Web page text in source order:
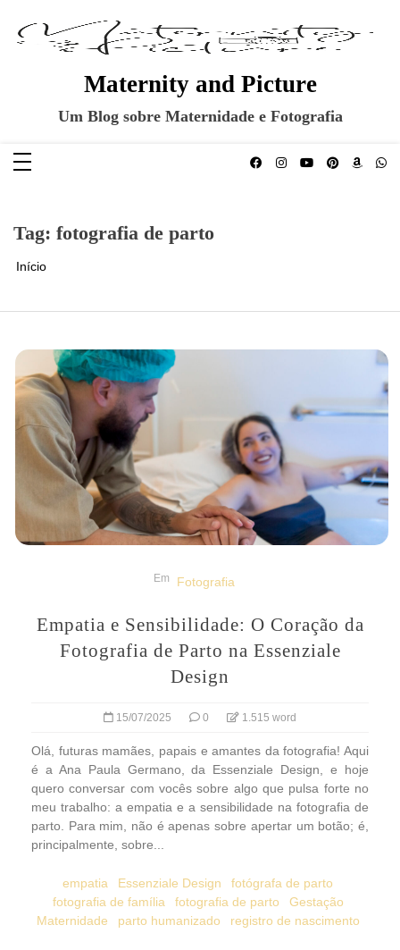
conteúdo
Maternity and Picture
Um Blog sobre Maternidade e Fotografia
Tag: fotografia de parto
Início
Em Fotografia
Empatia e Sensibilidade: O Coração da
Fotografia de Parto na Essenziale
Design
15/07/2025 0 1.515 word
Olá, futuras mamães, papais e amantes da fotografia! Aqui
é a Ana Paula Germano, da Essenziale Design, e hoje
quero conversar com vocês sobre algo que pulsa forte no
meu trabalho: a empatia e a sensibilidade na fotografia de
parto. Para mim, não é apenas sobre apertar um botão; é,
principalmente, sobre...
empatia Essenziale Design
fotógrafa de parto
fotografia de família
fotografia de parto
Gestação
Maternidade
parto humanizado registro de nascimento